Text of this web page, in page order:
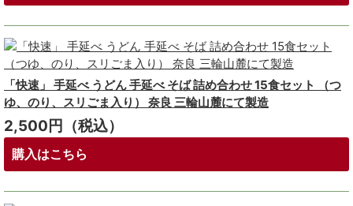
「快速」 手延べ うどん 手延べ そば 詰め合わせ 15食セット （つ
ゆ、のり、スリごま入り） 奈良 三輪山麓にて製造
2,500円（税込）
購入はこちら